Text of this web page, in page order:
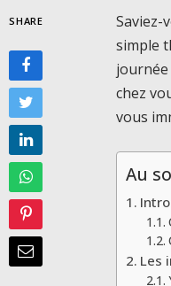
SHARE
Saviez-
simple
chez
vous
Au
Les